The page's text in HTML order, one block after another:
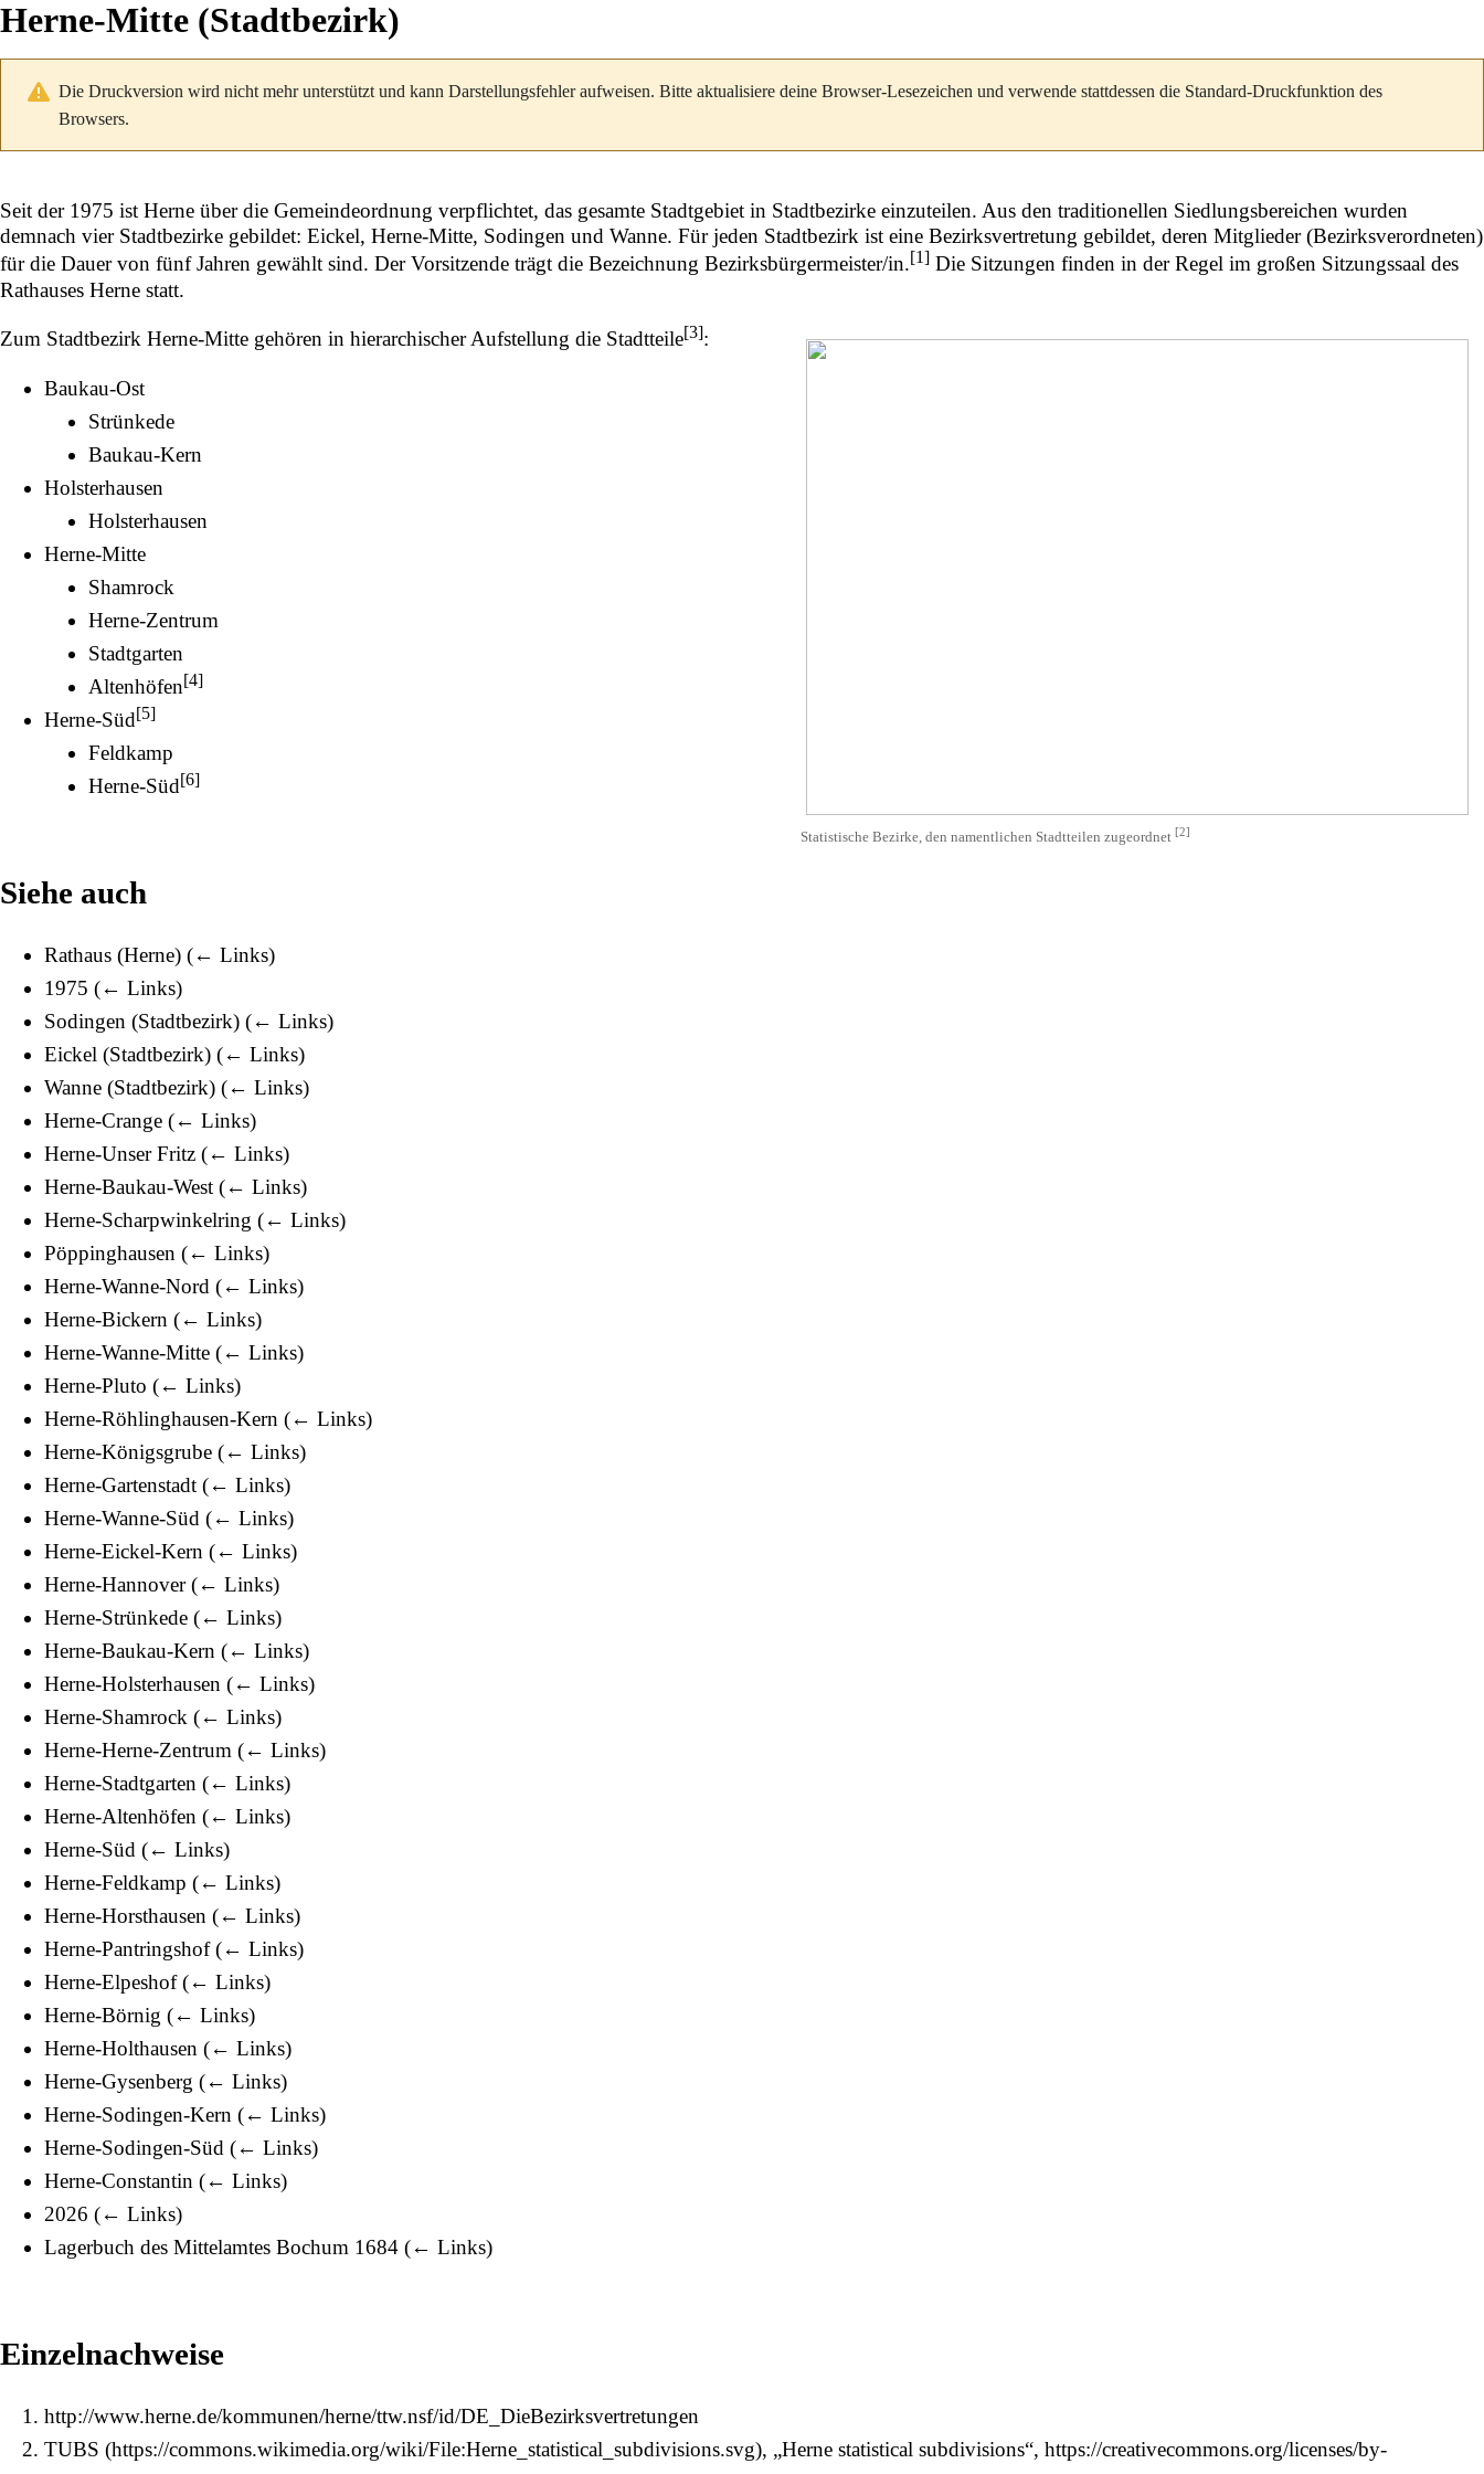
Herne-Mitte (Stadtbezirk)
Die Druckversion wird nicht mehr unterstützt und kann Darstellungsfehler aufweisen. Bitte aktualisiere deine Browser-Lesezeichen und verwende stattdessen die Standard-Druckfunktion des
Browsers.
Seit der 1975 ist Herne über die Gemeindeordnung verpflichtet, das gesamte Stadtgebiet in Stadtbezirke einzuteilen. Aus den traditionellen Siedlungsbereichen wurden
demnach vier Stadtbezirke gebildet: Eickel, Herne-Mitte, Sodingen und Wanne. Für jeden Stadtbezirk ist eine Bezirksvertretung gebildet, deren Mitglieder (Bezirksverordneten)
für die Dauer von fünf Jahren gewählt sind. Der Vorsitzende trägt die Bezeichnung Bezirksbürgermeister/in.[1] Die Sitzungen finden in der Regel im großen Sitzungssaal des
Rathauses Herne statt.
Statistische Bezirke, den namentlichen Stadtteilen zugeordnet [2]
Zum Stadtbezirk Herne-Mitte gehören in hierarchischer Aufstellung die Stadtteile[3]:
Baukau-Ost
Strünkede
Baukau-Kern
Holsterhausen
Holsterhausen
Herne-Mitte
Shamrock
Herne-Zentrum
Stadtgarten
Altenhöfen[4]
Herne-Süd[5]
Feldkamp
Herne-Süd[6]
Siehe auch
Rathaus (Herne) (← Links)
1975 (← Links)
Sodingen (Stadtbezirk) (← Links)
Eickel (Stadtbezirk) (← Links)
Wanne (Stadtbezirk) (← Links)
Herne-Crange (← Links)
Herne-Unser Fritz (← Links)
Herne-Baukau-West (← Links)
Herne-Scharpwinkelring (← Links)
Pöppinghausen (← Links)
Herne-Wanne-Nord (← Links)
Herne-Bickern (← Links)
Herne-Wanne-Mitte (← Links)
Herne-Pluto (← Links)
Herne-Röhlinghausen-Kern (← Links)
Herne-Königsgrube (← Links)
Herne-Gartenstadt (← Links)
Herne-Wanne-Süd (← Links)
Herne-Eickel-Kern (← Links)
Herne-Hannover (← Links)
Herne-Strünkede (← Links)
Herne-Baukau-Kern (← Links)
Herne-Holsterhausen (← Links)
Herne-Shamrock (← Links)
Herne-Herne-Zentrum (← Links)
Herne-Stadtgarten (← Links)
Herne-Altenhöfen (← Links)
Herne-Süd (← Links)
Herne-Feldkamp (← Links)
Herne-Horsthausen (← Links)
Herne-Pantringshof (← Links)
Herne-Elpeshof (← Links)
Herne-Börnig (← Links)
Herne-Holthausen (← Links)
Herne-Gysenberg (← Links)
Herne-Sodingen-Kern (← Links)
Herne-Sodingen-Süd (← Links)
Herne-Constantin (← Links)
2026 (← Links)
Lagerbuch des Mittelamtes Bochum 1684 (← Links)
Einzelnachweise
http://www.herne.de/kommunen/herne/ttw.nsf/id/DE_DieBezirksvertretungen
TUBS (https://commons.wikimedia.org/wiki/File:Herne_statistical_subdivisions.svg), „Herne statistical subdivisions“, https://creativecommons.org/licenses/by-